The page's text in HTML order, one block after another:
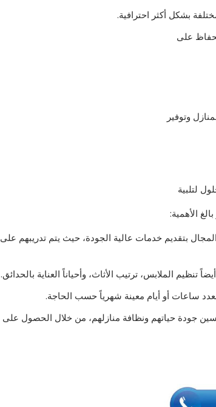
بشكل أكثر احترافية.
على
وتوفير
لتلبية
الأهمية:
بتقديم خدمات عالية الجودة، حيث يتم تدريبهم على
الملابس، ترتيب الأثاث، وأحياناً العناية بالحدائق.
ساعات أو أيام معينة شهرياً حسب الحاجة.
جودة حياتهم ونظافة منازلهم، من خلال الحصول على